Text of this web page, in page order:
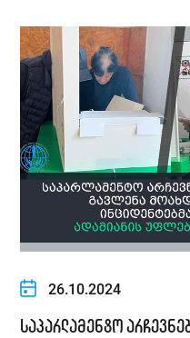
26.10.2024
საპარლამენტო